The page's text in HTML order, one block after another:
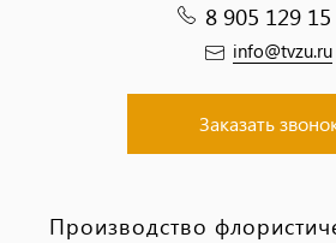
8 905 129 15
info@tvzu.ru
Заказать
Производство